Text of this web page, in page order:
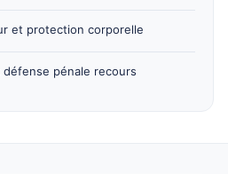
et protection corporelle
pénale recours